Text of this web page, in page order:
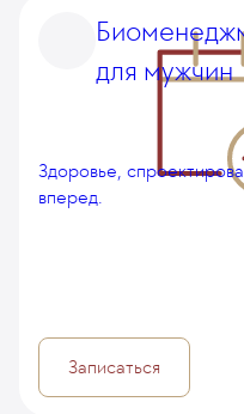
для мужчин
Здоровье,
вперед.
Записаться